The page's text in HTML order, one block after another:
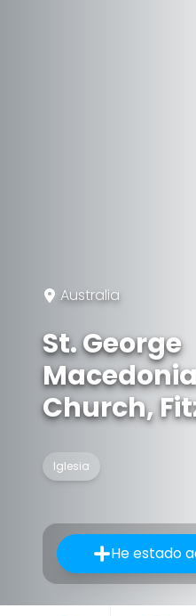
Australia
St. George
Church,
Iglesia
He estado